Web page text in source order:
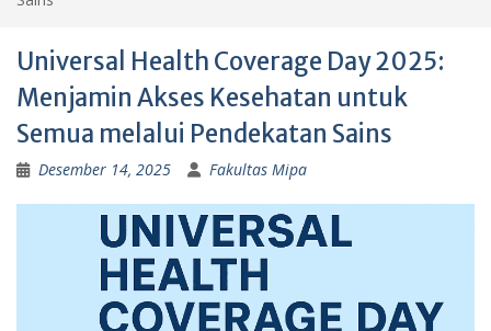
Universal Health Coverage Day 2025:
Menjamin Akses Kesehatan untuk
Semua melalui Pendekatan Sains
Desember 14, 2025 Fakultas Mipa